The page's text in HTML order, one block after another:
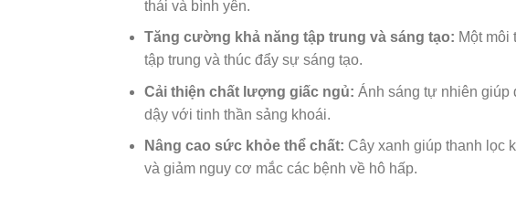
thái và bình yên.
Tăng cường khả năng tập trung và sáng tạo: Một
tập trung và thúc đẩy sự sáng tạo.
Cải thiện chất lượng giấc ngủ: Ánh sáng tự nhiên giúp
dậy với tinh thần sảng khoái.
Nâng cao sức khỏe thể chất: Cây xanh giúp thanh lọc
và giảm nguy cơ mắc các bệnh về hô hấp.